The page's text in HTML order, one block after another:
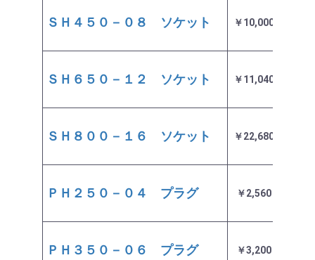
ＳＨ４５０－０８ ソケット ￥10,000
ＳＨ６５０－１２ ソケット ￥11,040
ＳＨ８００－１６ ソケット ￥22,680
ＰＨ２５０－０４ プラグ ￥2,560
ＰＨ３５０－０６ プラグ ￥3,200